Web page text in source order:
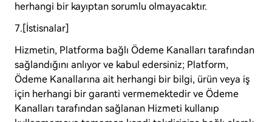
herhangi bir kayıptan sorumlu olmayacaktır.
7.[İstisnalar]
Hizmetin, Platforma bağlı Ödeme Kanalları tarafından
sağlandığını anlıyor ve kabul edersiniz; Platform,
Ödeme Kanallarına ait herhangi bir bilgi, ürün veya iş
için herhangi bir garanti vermemektedir ve Ödeme
Kanalları tarafından sağlanan Hizmeti kullanıp